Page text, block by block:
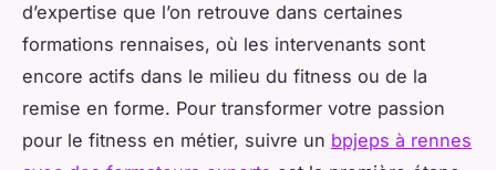
d’expertise que l’on retrouve dans certaines
formations rennaises, où les intervenants sont
encore actifs dans le milieu du fitness ou de la
remise en forme. Pour transformer votre passion
pour le fitness en métier, suivre un bpjeps à rennes